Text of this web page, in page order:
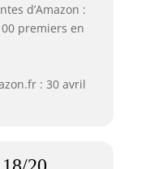
d’Amazon :
premiers en
: 30 avril